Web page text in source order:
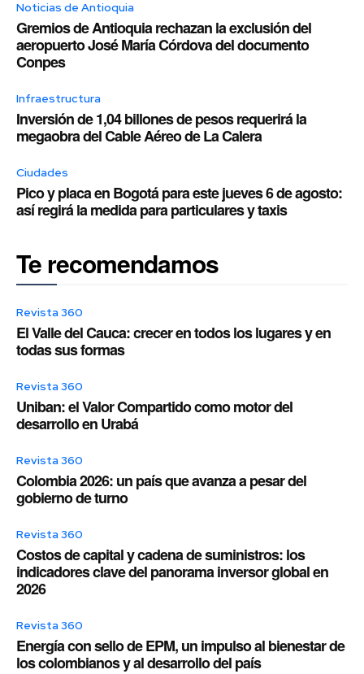
Noticias de Antioquia
Gremios de Antioquia rechazan la exclusión del
aeropuerto José María Córdova del documento
Conpes
Infraestructura
Inversión de 1,04 billones de pesos requerirá la
megaobra del Cable Aéreo de La Calera
Ciudades
Pico y placa en Bogotá para este jueves 6 de agosto:
así regirá la medida para particulares y taxis
Te recomendamos
Revista 360
El Valle del Cauca: crecer en todos los lugares y en
todas sus formas
Revista 360
Uniban: el Valor Compartido como motor del
desarrollo en Urabá
Revista 360
Colombia 2026: un país que avanza a pesar del
gobierno de turno
Revista 360
Costos de capital y cadena de suministros: los
indicadores clave del panorama inversor global en
2026
Revista 360
Energía con sello de EPM, un impulso al bienestar de
los colombianos y al desarrollo del país